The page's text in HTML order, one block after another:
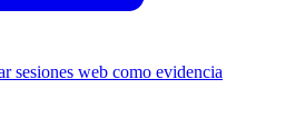
sesiones web como evidencia